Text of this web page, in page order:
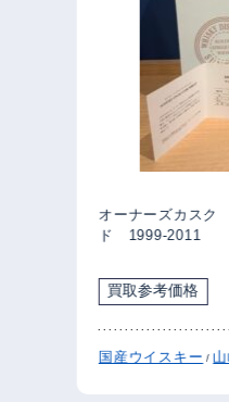
オーナーズカスク
ド 1999-2011
買取参考価格
国産ウイスキー/山崎